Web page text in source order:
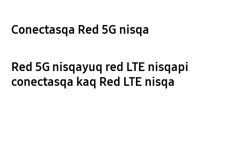
Conectasqa Red 5G nisqa
Red 5G nisqayuq red LTE nisqapi
conectasqa kaq Red LTE nisqa